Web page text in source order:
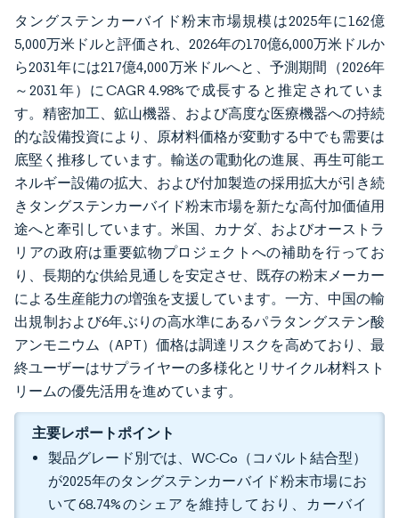
タングステンカーバイド粉末市場規模は2025年に162億
5,000万米ドルと評価され、2026年の170億6,000万米ドルか
ら2031年には217億4,000万米ドルへと、予測期間（2026年
～2031年）にCAGR 4.98%で成長すると推定されていま
す。精密加工、鉱山機器、および高度な医療機器への持続
的な設備投資により、原材料価格が変動する中でも需要は
底堅く推移しています。輸送の電動化の進展、再生可能エ
ネルギー設備の拡大、および付加製造の採用拡大が引き続
きタングステンカーバイド粉末市場を新たな高付加価値用
途へと牽引しています。米国、カナダ、およびオーストラ
リアの政府は重要鉱物プロジェクトへの補助を行ってお
り、長期的な供給見通しを安定させ、既存の粉末メーカー
による生産能力の増強を支援しています。一方、中国の輸
出規制および6年ぶりの高水準にあるパラタングステン酸
アンモニウム（APT）価格は調達リスクを高めており、最
終ユーザーはサプライヤーの多様化とリサイクル材料スト
リームの優先活用を進めています。
主要レポートポイント
製品グレード別では、WC-Co（コバルト結合型）
が2025年のタングステンカーバイド粉末市場にお
いて68.74%のシェアを維持しており、カーバイ